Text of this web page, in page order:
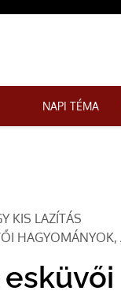
NAPI TÉMA
KIS LAZÍTÁS